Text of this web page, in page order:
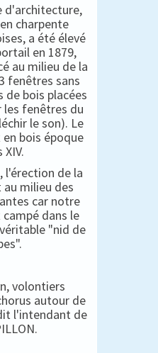
d'architecture,
charpente
a été élevé
en 1879,
au milieu de la
fenêtres sans
de bois placées
fenêtres du
le son). Le
bois époque
XIV.
l'érection de la
milieu des
car notre
dans le
"nid de
volontiers
autour de
l'intendant de